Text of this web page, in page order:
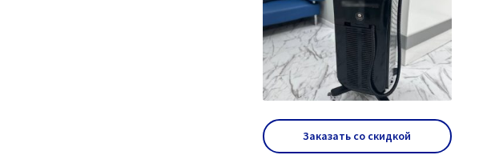
Заказать со скидкой